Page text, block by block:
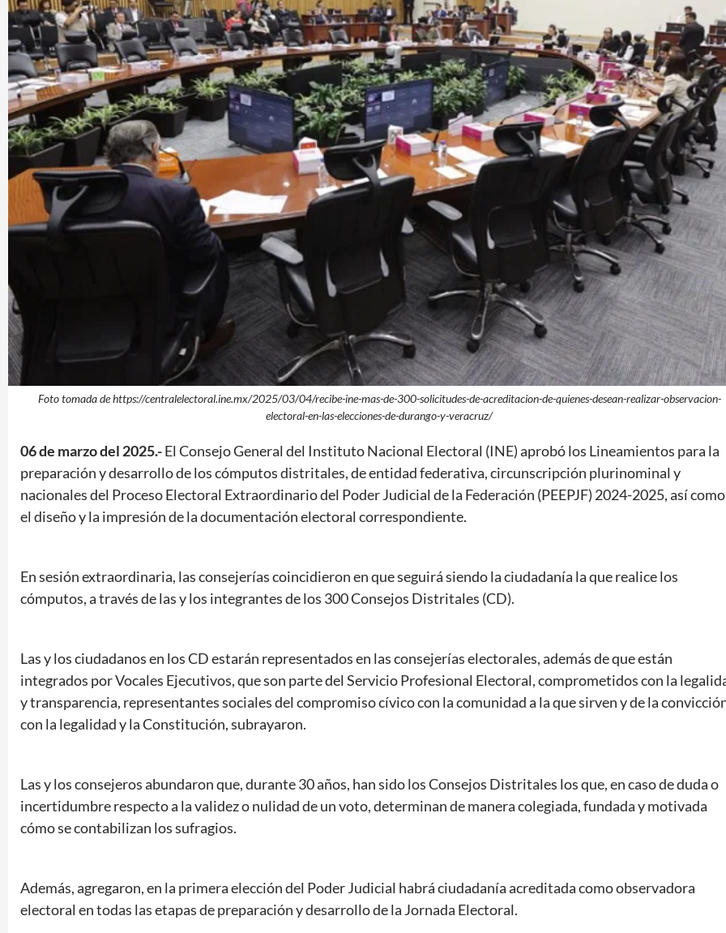
Foto tomada de https://centralelectoral.ine.mx/2025/03/04/recibe-ine-mas-de-300-solicitudes-de-acreditacion-de-quienes-desean-realizar-observacion-
electoral-en-las-elecciones-de-durango-y-veracruz/
06 de marzo del 2025.-El Consejo General del Instituto Nacional Electoral (INE) aprobó los Lineamientos para la
preparación y desarrollo de los cómputos distritales, de entidad federativa, circunscripción plurinominal y
nacionales del Proceso Electoral Extraordinario del Poder Judicial de la Federación (PEEPJF) 2024-2025, así como
el diseño y la impresión de la documentación electoral correspondiente.
En sesión extraordinaria, las consejerías coincidieron en que seguirá siendo la ciudadanía la que realice los
cómputos, a través de las y los integrantes de los 300 Consejos Distritales (CD).
Las y los ciudadanos en los CD estarán representados en las consejerías electorales, además de que están
integrados por Vocales Ejecutivos, que son parte del Servicio Profesional Electoral, comprometidos con la
y transparencia, representantes sociales del compromiso cívico con la comunidad a la que sirven y de la
con la legalidad y la Constitución, subrayaron.
Las y los consejeros abundaron que, durante 30 años, han sido los Consejos Distritales los que, en caso de duda o
incertidumbre respecto a la validez o nulidad de un voto, determinan de manera colegiada, fundada y motivada
cómo se contabilizan los sufragios.
Además, agregaron, en la primera elección del Poder Judicial habrá ciudadanía acreditada como observadora
electoral en todas las etapas de preparación y desarrollo de la Jornada Electoral.